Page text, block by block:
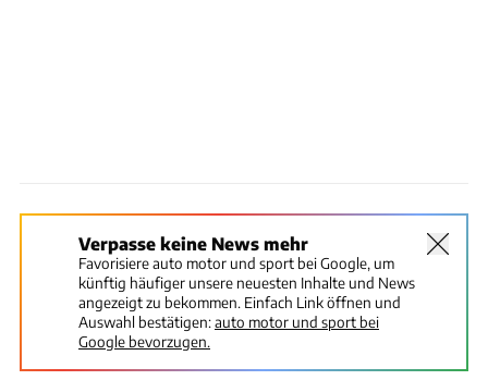
Verpasse keine News mehr
Favorisiere auto motor und sport bei Google, um
künftig häufiger unsere neuesten Inhalte und News
angezeigt zu bekommen. Einfach Link öffnen und
Auswahl bestätigen:auto motor und sport bei
Google bevorzugen.